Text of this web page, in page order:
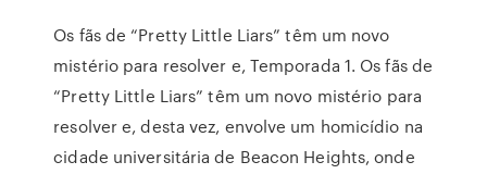
Os fãs de “Pretty Little Liars” têm um novo
mistério para resolver e, Temporada 1. Os fãs de
“Pretty Little Liars” têm um novo mistério para
resolver e, desta vez, envolve um homicídio na
cidade universitária de Beacon Heights, onde